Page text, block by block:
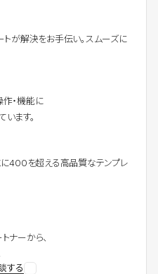
トが解決をお手伝い。スムーズに
作・機能に
ます。
に400を超える高品質なテンプレ
ナーから、
する